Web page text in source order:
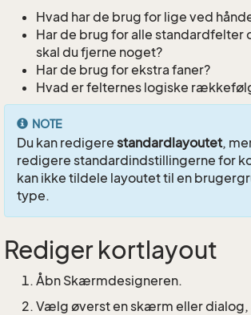
Hvad har de brug for lige ved
Har de brug for alle standardfelter
skal du fjerne noget?
Har de brug for ekstra faner?
Hvad er felternes logiske
NOTE
Du kan redigere standardlayoutet,
redigere standardindstillingerne for
kan ikke tildele layoutet til en
type.
Rediger kortlayout
Åbn Skærmdesigneren.
Vælg øverst en skærm eller dialog,